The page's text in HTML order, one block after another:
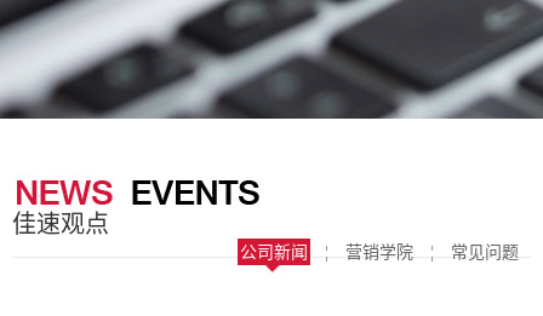
服
案
站
圈
子
关
佳速观点
公司新闻 ¦ 营销学院 ¦ 常见问题